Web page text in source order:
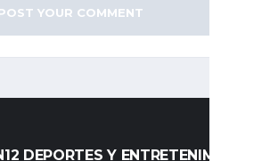
DEPORTES Y ENTRETENIMIENTO